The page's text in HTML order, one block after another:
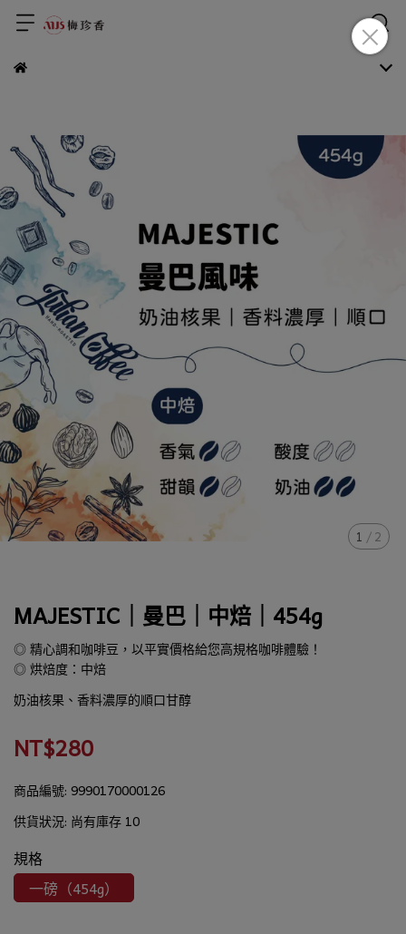
1 /2
MAJESTIC｜曼巴｜中焙｜454g
◎ 精心調和咖啡豆，以平實價格給您高規格咖啡體驗！
◎ 烘焙度：中焙
奶油核果、香料濃厚的順口甘醇
NT$280
商品編號: 9990170000126
供貨狀況: 尚有庫存 10
規格
一磅（454g）